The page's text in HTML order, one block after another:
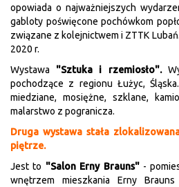
opowiada o najważniejszych
gabloty poświęcone pochówkom
związane z kolejnictwem i ZTTK
2020 r.
Wystawa "Sztuka i rzemiosło".
pochodzące z regionu Łużyc,
miedziane, mosiężne, szklane,
malarstwo z pogranicza.
Druga wystawa stała
piętrze.
Jest to "Salon Erny Brauns" -
wnętrzem mieszkania Erny